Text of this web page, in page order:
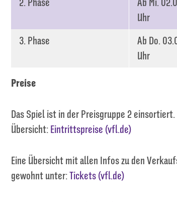
Uhr
3. Phase
Ab Do.
Uhr
Preise
Das Spiel ist in der Preisgruppe 2
Übersicht: Eintrittspreise (vfl.de)
Eine Übersicht mit allen Infos zu den
gewohnt unter:Tickets (vfl.de)